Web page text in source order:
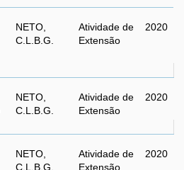
NETO,
C.L.B.G.
Atividade de
Extensão
2020
NETO,
C.L.B.G.
Atividade de
Extensão
2020
NETO,
C.L.B.G.
Atividade de
Extensão
2020